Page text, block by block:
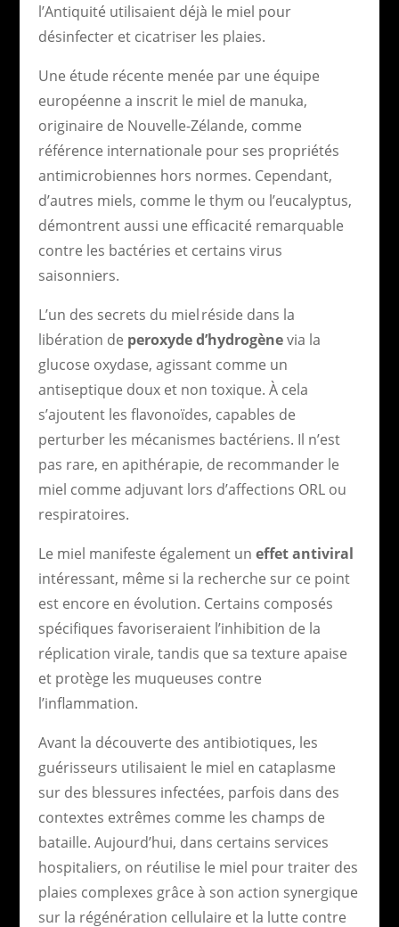
l’Antiquité utilisaient déjà le miel pour
désinfecter et cicatriser les plaies.
Une étude récente menée par une équipe
européenne a inscrit le miel de manuka,
originaire de Nouvelle-Zélande, comme
référence internationale pour ses propriétés
antimicrobiennes hors normes. Cependant,
d’autres miels, comme le thym ou l’eucalyptus,
démontrent aussi une efficacité remarquable
contre les bactéries et certains virus
saisonniers.
L’un des secrets du miel réside dans la
libération de peroxyde d’hydrogènevia la
glucose oxydase, agissant comme un
antiseptique doux et non toxique. À cela
s’ajoutent les flavonoïdes, capables de
perturber les mécanismes bactériens. Il n’est
pas rare, en apithérapie, de recommander le
miel comme adjuvant lors d’affections ORL ou
respiratoires.
Le miel manifeste également un effet antiviral
intéressant, même si la recherche sur ce point
est encore en évolution. Certains composés
spécifiques favoriseraient l’inhibition de la
réplication virale, tandis que sa texture apaise
et protège les muqueuses contre
l’inflammation.
Avant la découverte des antibiotiques, les
guérisseurs utilisaient le miel en cataplasme
sur des blessures infectées, parfois dans des
contextes extrêmes comme les champs de
bataille. Aujourd’hui, dans certains services
hospitaliers, on réutilise le miel pour traiter des
plaies complexes grâce à son action synergique
sur la régénération cellulaire et la lutte contre